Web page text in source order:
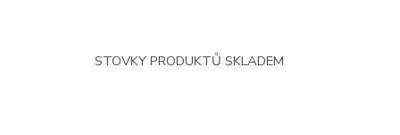
STOVKY PRODUKTŮ SKLADEM